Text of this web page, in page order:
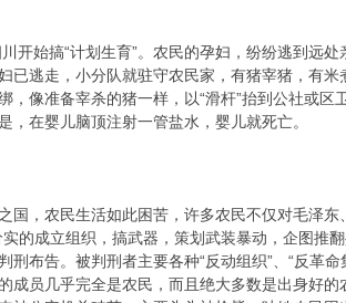
始搞“计划生育”。农民的孕妇，纷纷逃到远处
已逃走，小分队就驻守农民家，有猪宰猪，有
，像准备宰杀的猪一样，以“滑杆”抬到公社或
，在婴儿脑顶注射一管盐水，婴儿就死亡。
，农民生活如此困苦，许多农民不仅对毛泽东
实的成立组织，搞武器，策划武装暴动，企图推
刑布告。被判刑者主要各种“反动组织”、“反革
成员几乎完全是农民，而且绝大多数是出身好